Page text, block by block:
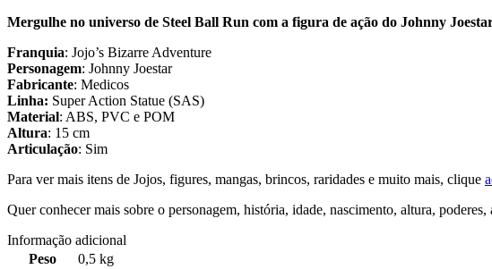
Mergulhe no universo de Steel Ball Run com a figura de ação do Johnny
Franquia: Jojo’s Bizarre Adventure
Personagem: Johnny Joestar
Fabricante: Medicos
Linha: Super Action Statue (SAS)
Material: ABS, PVC e POM
Altura: 15 cm
Articulação: Sim
Para ver mais itens de Jojos, figures, mangas, brincos, raridades e muito mais, clique
Quer conhecer mais sobre o personagem, história, idade, nascimento, altura,
Informação adicional
Peso
0,5 kg